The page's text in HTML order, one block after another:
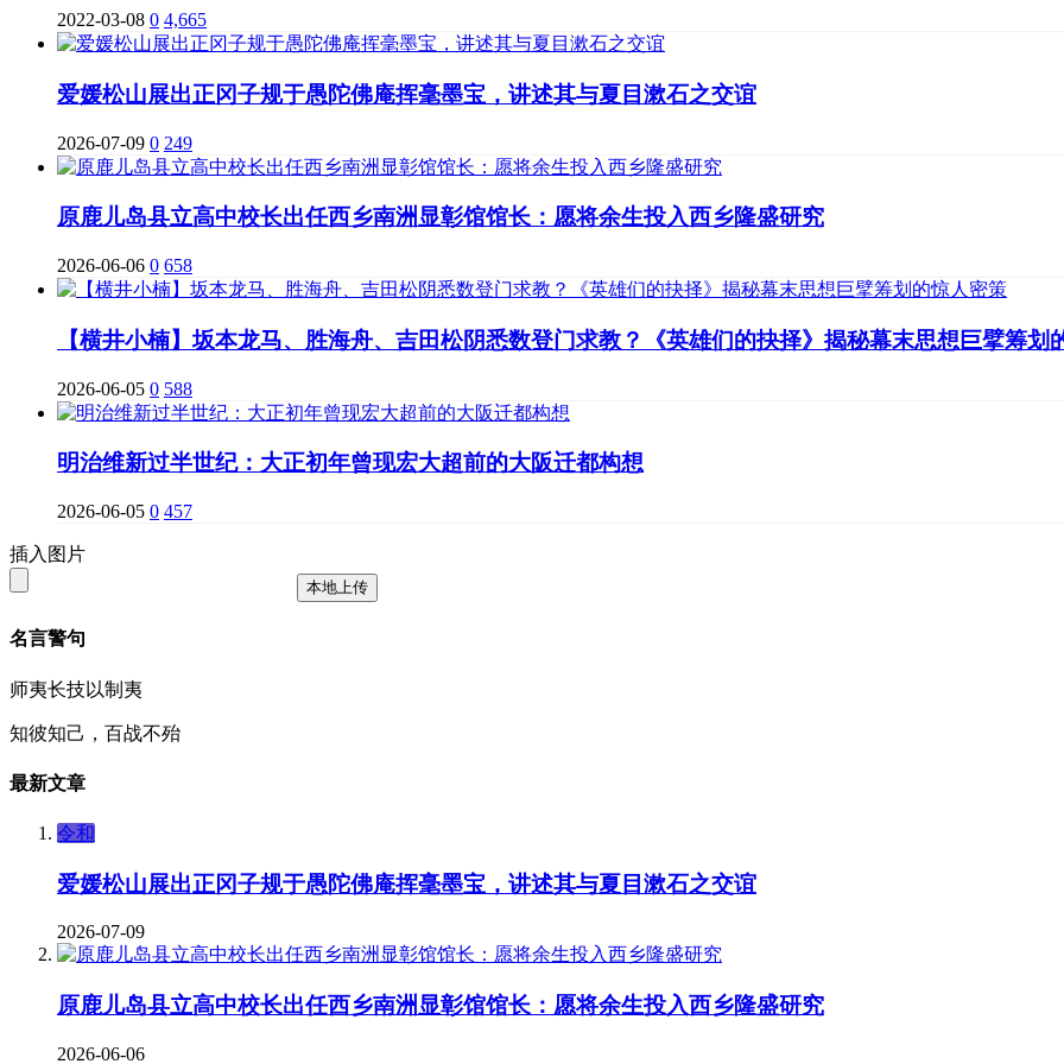
2022-03-08 0 4,665
爱媛松山展出正冈子规于愚陀佛庵挥毫墨宝，讲述其与夏目漱石之交谊
2026-07-09 0 249
原鹿儿岛县立高中校长出任西乡南洲显彰馆馆长：愿将余生投入西乡隆盛研究
2026-06-06 0 658
【横井小楠】坂本龙马、胜海舟、吉田松阴悉数登门求教？《英雄们的抉择》揭秘幕末思想巨擘筹划
2026-06-05 0 588
明治维新过半世纪：大正初年曾现宏大超前的大阪迁都构想
2026-06-05 0 457
插入图片
本地上传
名言警句
师夷长技以制夷
知彼知己，百战不殆
最新文章
令和
爱媛松山展出正冈子规于愚陀佛庵挥毫墨宝，讲述其与夏目漱石之交谊
2026-07-09
原鹿儿岛县立高中校长出任西乡南洲显彰馆馆长：愿将余生投入西乡隆盛研究
2026-06-06